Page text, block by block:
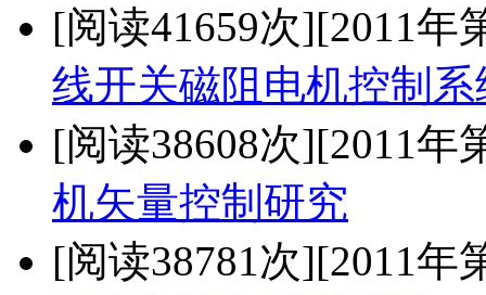
[阅读41659次][2011年
线开关磁阻电机控制系
[阅读38608次][2011年
机矢量控制研究
[阅读38781次][2011年